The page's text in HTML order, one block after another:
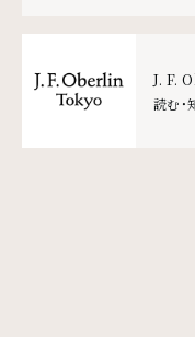
J. F.
読む